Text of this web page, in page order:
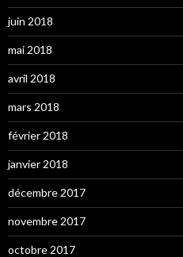
juin 2018
mai 2018
avril 2018
mars 2018
février 2018
janvier 2018
décembre 2017
novembre 2017
octobre 2017